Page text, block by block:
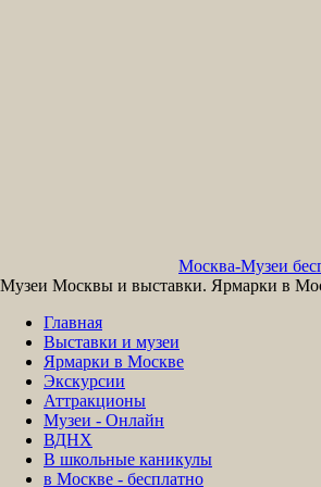
Москва-Музеи
Музеи Москвы и выставки. Ярмарки в
Главная
Выставки и музеи
Ярмарки в Москве
Экскурсии
Аттракционы
Музеи - Онлайн
ВДНХ
В школьные каникулы
в Москве - бесплатно